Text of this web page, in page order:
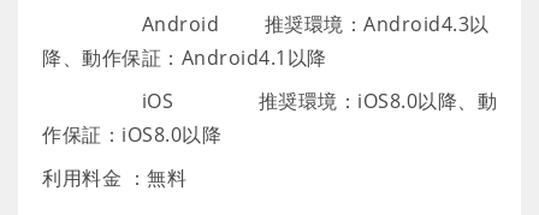
Android 推奨環境：Android4.3以
降、動作保証：Android4.1以降
iOS 推奨環境：iOS8.0以降、動
作保証：iOS8.0以降
利用料金 ：無料